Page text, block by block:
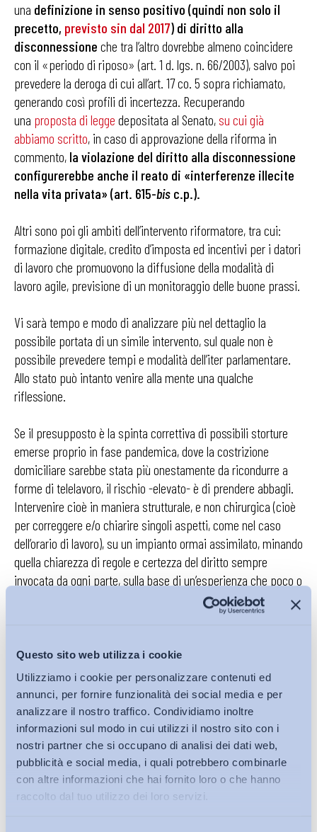
Questo sito web utilizza i cookie
Utilizziamo i cookie per personalizzare contenuti ed
annunci, per fornire funzionalità dei social media e per
analizzare il nostro traffico. Condividiamo inoltre
informazioni sul modo in cui utilizzi il nostro sito con i
nostri partner che si occupano di analisi dei dati web,
pubblicità e social media, i quali potrebbero combinarle
con altre informazioni che hai fornito loro o che hanno
raccolto dal tuo utilizzo dei loro servizi.
una definizione in senso positivo (quindi non solo il
precetto, previsto sin dal 2017) di diritto alla
disconnessione che tra l’altro dovrebbe almeno coincidere
con il «periodo di riposo» (art. 1 d. lgs. n. 66/2003), salvo poi
prevedere la deroga di cui all’art. 17 co. 5 sopra richiamato,
generando così profili di incertezza. Recuperando
una proposta di legge depositata al Senato, su cui già
abbiamo scritto, in caso di approvazione della riforma in
commento, la violazione del diritto alla disconnessione
configurerebbe anche il reato di «interferenze illecite
nella vita privata» (art. 615-bis c.p.).
Altri sono poi gli ambiti dell’intervento riformatore, tra cui:
formazione digitale, credito d’imposta ed incentivi per i datori
di lavoro che promuovono la diffusione della modalità di
lavoro agile, previsione di un monitoraggio delle buone prassi.
Vi sarà tempo e modo di analizzare più nel dettaglio la
possibile portata di un simile intervento, sul quale non è
possibile prevedere tempi e modalità dell’iter parlamentare.
Allo stato può intanto venire alla mente una qualche
riflessione.
Se il presupposto è la spinta correttiva di possibili storture
emerse proprio in fase pandemica, dove la costrizione
domiciliare sarebbe stata più onestamente da ricondurre a
forme di telelavoro, il rischio -elevato- è di prendere abbagli.
Intervenire cioè in maniera strutturale, e non chirurgica (cioè
per correggere e/o chiarire singoli aspetti, come nel caso
dell’orario di lavoro), su un impianto ormai assimilato, minando
quella chiarezza di regole e certezza del diritto sempre
invocata da ogni parte, sulla base di un’esperienza che poco o
nulla aveva a che vedere con forme evolute di lavoro agile in
Marco Menegotto
ADAPT Professional Fellow
@MarcoMenegotto
Condividi su: